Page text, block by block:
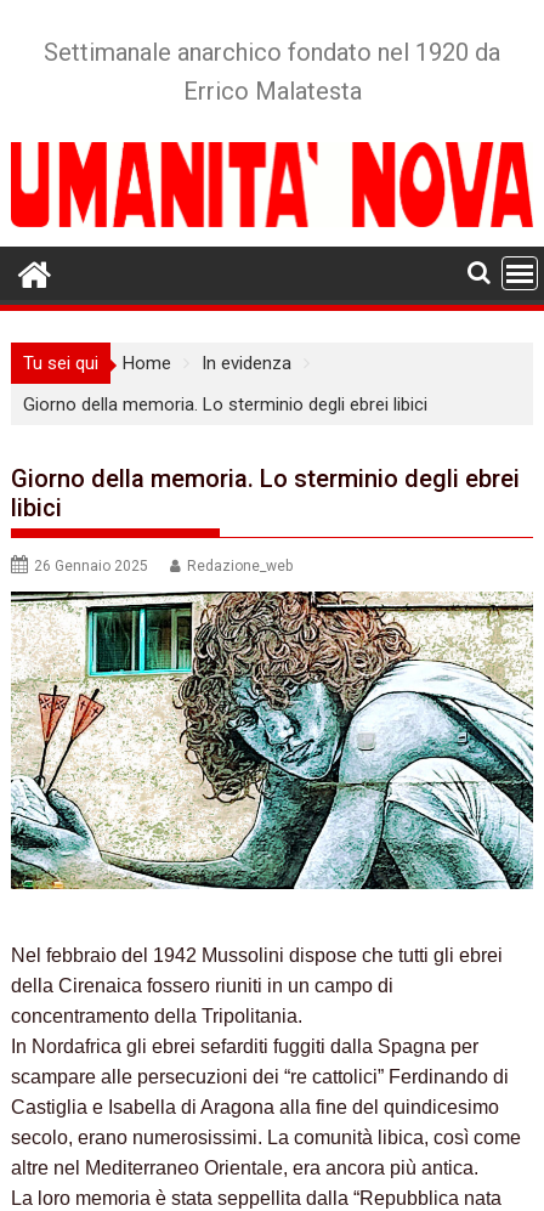
Settimanale anarchico fondato nel 1920 da
Errico Malatesta
Tu sei qui Home
In evidenza
Giorno della memoria. Lo sterminio degli ebrei libici
Giorno della memoria. Lo sterminio degli ebrei
libici
26 Gennaio 2025 Redazione_web
Nel febbraio del 1942 Mussolini dispose che tutti gli ebrei
della Cirenaica fossero riuniti in un campo di
concentramento della Tripolitania.
In Nordafrica gli ebrei sefarditi fuggiti dalla Spagna per
scampare alle persecuzioni dei “re cattolici” Ferdinando di
Castiglia e Isabella di Aragona alla fine del quindicesimo
secolo, erano numerosissimi. La comunità libica, così come
altre nel Mediterraneo Orientale, era ancora più antica.
La loro memoria è stata seppellita dalla “Repubblica nata